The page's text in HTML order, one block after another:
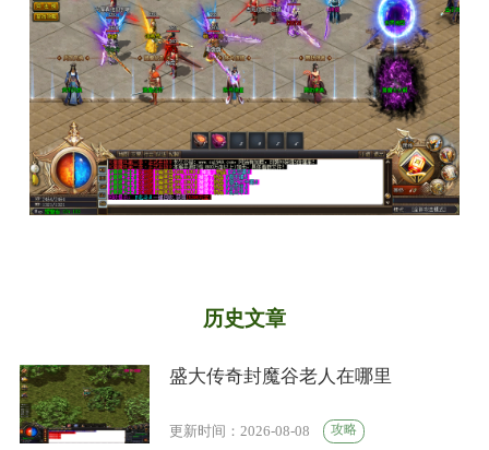
历史文章
盛大传奇封魔谷老人在哪里
更新时间：2026-08-08 攻略